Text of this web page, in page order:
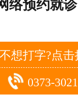
络预约就
不想打字?点击
0373-